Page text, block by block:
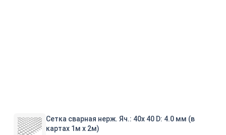
Сетка сварная нерж. Яч.: 40х 40 D: 4.0 мм (в
картах 1м х 2м)